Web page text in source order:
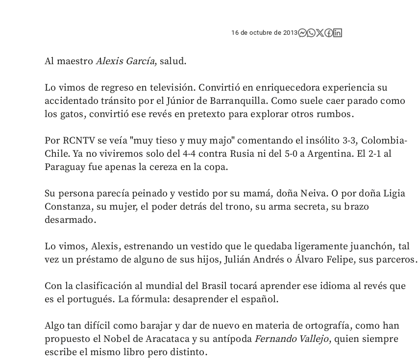
16 de octubre de 2013
Al maestro Alexis García, salud.
Lo vimos de regreso en televisión. Convirtió en enriquecedora experiencia su
accidentado tránsito por el Júnior de Barranquilla. Como suele caer parado como
los gatos, convirtió ese revés en pretexto para explorar otros rumbos.
Por RCNTV se veía "muy tieso y muy majo" comentando el insólito 3-3, Colombia-
Chile. Ya no viviremos solo del 4-4 contra Rusia ni del 5-0 a Argentina. El 2-1 al
Paraguay fue apenas la cereza en la copa.
Su persona parecía peinado y vestido por su mamá, doña Neiva. O por doña Ligia
Constanza, su mujer, el poder detrás del trono, su arma secreta, su brazo
desarmado.
Lo vimos, Alexis, estrenando un vestido que le quedaba ligeramente juanchón, tal
vez un préstamo de alguno de sus hijos, Julián Andrés o Álvaro Felipe, sus parceros.
Con la clasificación al mundial del Brasil tocará aprender ese idioma al revés que
es el portugués. La fórmula: desaprender el español.
Algo tan difícil como barajar y dar de nuevo en materia de ortografía, como han
propuesto el Nobel de Aracataca y su antípoda Fernando Vallejo, quien siempre
escribe el mismo libro pero distinto.